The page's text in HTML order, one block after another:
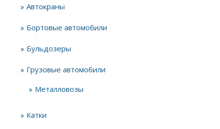
Автокраны
Бортовые автомобили
Бульдозеры
Грузовые автомобили
Металловозы
Катки